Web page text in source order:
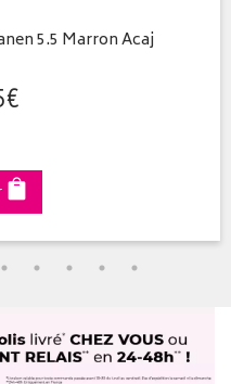
5.5 Marron Acaj
€